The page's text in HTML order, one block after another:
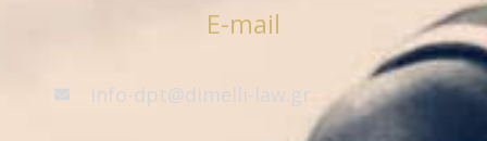
E-mail
info-dpt@dimelli-law.gr